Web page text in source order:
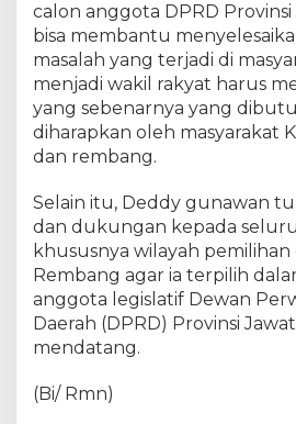
calon anggota DPRD
bisa membantu
masalah yang terjadi di
menjadi wakil rakyat harus
yang sebenarnya yang
diharapkan oleh masyarakat
dan rembang.
Selain itu, Deddy gunawan
dan dukungan kepada
khususnya wilayah pemilihan
Rembang agar ia terpilih
anggota legislatif Dewan
Daerah (DPRD) Provinsi
mendatang.
(Bi/ Rmn)